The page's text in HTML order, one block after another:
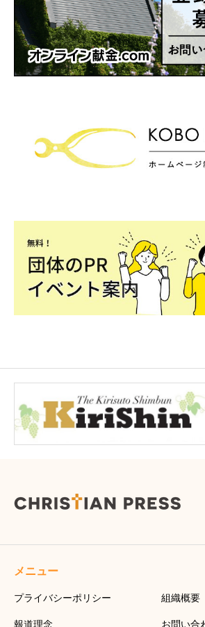
メニュー
プライバシーポリシー 組織概要
報道理念 お問い合